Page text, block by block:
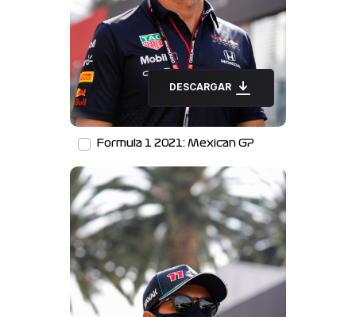
DESCARGAR
Formula 1 2021: Mexican GP